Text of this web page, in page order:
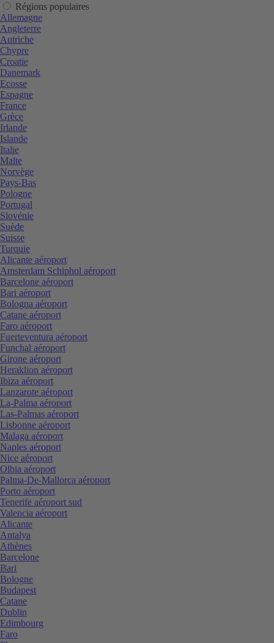
Régions populaires
Allemagne
Angleterre
Autriche
Chypre
Croatie
Danemark
Ecosse
Espagne
France
Grèce
Irlande
Islande
Italie
Malte
Norvège
Pays-Bas
Pologne
Portugal
Slovénie
Suède
Suisse
Turquie
Alicante aéroport
Amsterdam Schiphol aéroport
Barcelone aéroport
Bari aéroport
Bologna aéroport
Catane aéroport
Faro aéroport
Fuerteventura aéroport
Funchal aéroport
Girone aéroport
Heraklion aéroport
Ibiza aéroport
Lanzarote aéroport
La-Palma aéroport
Las-Palmas aéroport
Lisbonne aéroport
Malaga aéroport
Naples aéroport
Nice aéroport
Olbia aéroport
Palma-De-Mallorca aéroport
Porto aéroport
Tenerife aéroport sud
Valencia aéroport
Alicante
Antalya
Athènes
Barcelone
Bari
Bologne
Budapest
Catane
Dublin
Edimbourg
Faro